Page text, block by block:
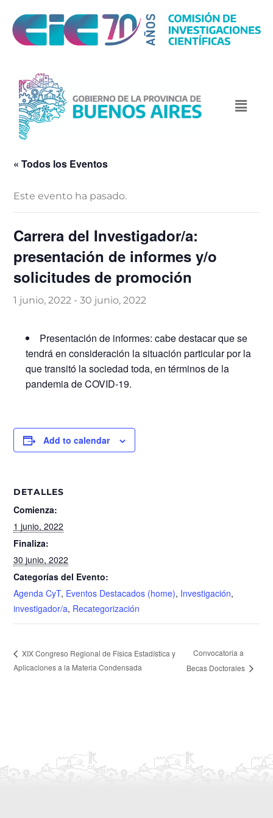
« Todos los Eventos
Este evento ha pasado.
Carrera del Investigador/a:
presentación de informes y/o
solicitudes de promoción
1 junio, 2022 -30 junio, 2022
Presentación de informes: cabe destacar que se
tendrá en consideración la situación particular por la
que transitó la sociedad toda, en términos de la
pandemia de COVID-19.
Add to calendar
DETALLES
Comienza:
1 junio, 2022
Finaliza:
30 junio, 2022
Categorías del Evento:
Agenda CyT, Eventos Destacados (home), Investigación,
investigador/a, Recategorización
XIX Congreso Regional de Física Estadística y
Aplicaciones a la Materia Condensada
Convocatoria a
Becas Doctorales